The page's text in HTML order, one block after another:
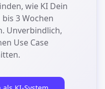
wie KI Dein
3 Wochen
Unverbindlich,
Use Case